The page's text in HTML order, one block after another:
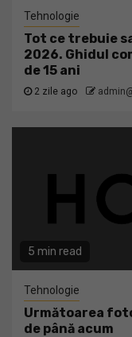
Tehnologie
Tot ce trebuie
2026. Ghidul
de 15 ani
2 zile ago
5 min read
Tehnologie
Următoarea
de până acum